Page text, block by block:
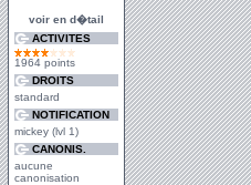
voir en d�tail
ACTIVITES
1964 points
DROITS
standard
NOTIFICATION
mickey (lvl 1)
CANONIS.
aucune
canonisation